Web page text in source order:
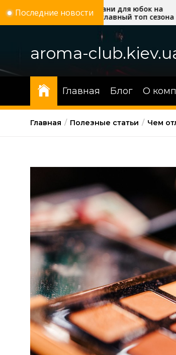
Последние новости
ткани для юбок на
2026: главный топ сезона
aroma-
Главная Блог О
Главная Полезные статьи Чем